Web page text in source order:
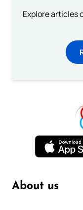
Explore articles
About us